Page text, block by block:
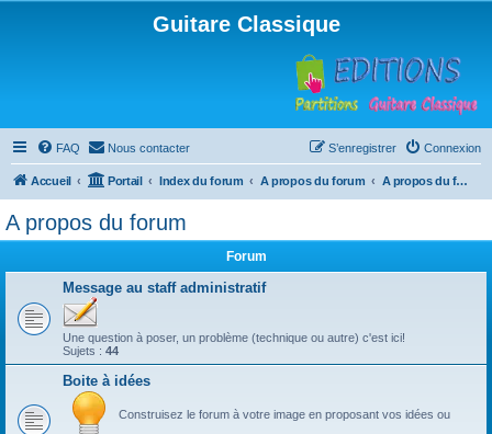
Guitare Classique
FAQ Nous contacter Connexion
S’enregistrer
Accueil Portail Index du forum A propos du forum A propos du forum
A propos du forum
Forum
Message au staff administratif
Une question à poser, un problème (technique ou autre) c'est ici!
Sujets : 44
Boite à idées
Construisez le forum à votre image en proposant vos idées ou